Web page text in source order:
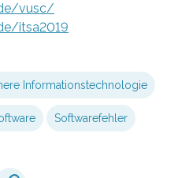
vusc/
itsa2019
Informationstechnologie
Softwarefehler